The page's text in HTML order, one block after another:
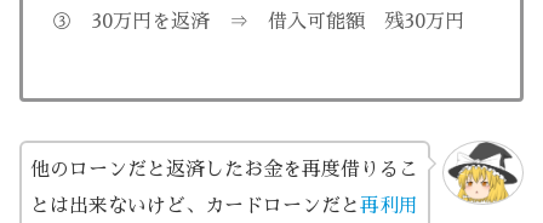
③ 30万円を返済 ⇒ 借入可能額 残30万円
他のローンだと返済したお金を再度借りるこ
とは出来ないけど、カードローンだと再利用